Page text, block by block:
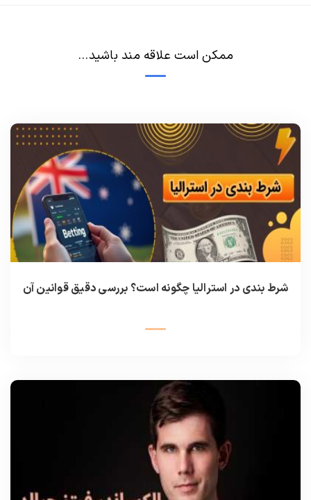
ممکن است علاقه مند باشید...
شرط بندی در استرالیا چگونه است؟ بررسی دقیق قوانین آن